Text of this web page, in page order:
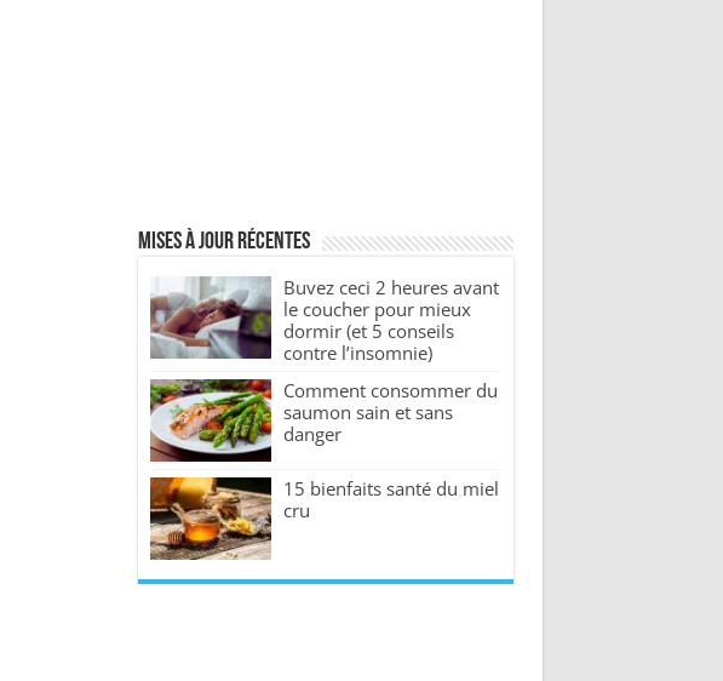
Mises à jour récentes
Buvez ceci 2 heures avant
le coucher pour mieux
dormir (et 5 conseils
contre l’insomnie)
Comment consommer du
saumon sain et sans
danger
15 bienfaits santé du miel
cru